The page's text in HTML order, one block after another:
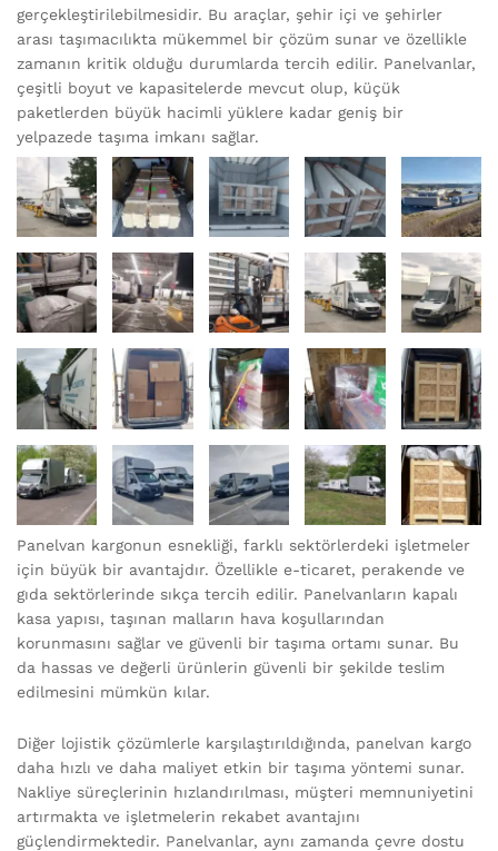
gerçekleştirilebilmesidir. Bu araçlar, şehir içi ve şehirler
arası taşımacılıkta mükemmel bir çözüm sunar ve özellikle
zamanın kritik olduğu durumlarda tercih edilir. Panelvanlar,
çeşitli boyut ve kapasitelerde mevcut olup, küçük
paketlerden büyük hacimli yüklere kadar geniş bir
yelpazede taşıma imkanı sağlar.
Panelvan kargonun esnekliği, farklı sektörlerdeki işletmeler
için büyük bir avantajdır. Özellikle e-ticaret, perakende ve
gıda sektörlerinde sıkça tercih edilir. Panelvanların kapalı
kasa yapısı, taşınan malların hava koşullarından
korunmasını sağlar ve güvenli bir taşıma ortamı sunar. Bu
da hassas ve değerli ürünlerin güvenli bir şekilde teslim
edilmesini mümkün kılar.
Diğer lojistik çözümlerle karşılaştırıldığında, panelvan kargo
daha hızlı ve daha maliyet etkin bir taşıma yöntemi sunar.
Nakliye süreçlerinin hızlandırılması, müşteri memnuniyetini
artırmakta ve işletmelerin rekabet avantajını
güçlendirmektedir. Panelvanlar, aynı zamanda çevre dostu